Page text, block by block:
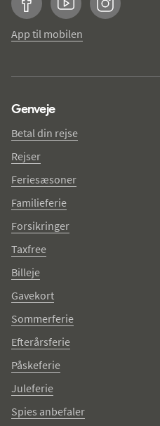
FacebookYouTubeInstagram
App til mobilen
Genveje
Betal din rejse
Rejser
Feriesæsoner
Familieferie
Forsikringer
Taxfree
Billeje
Gavekort
Sommerferie
Efterårsferie
Påskeferie
Juleferie
Spies anbefaler